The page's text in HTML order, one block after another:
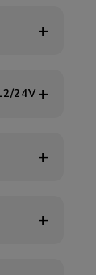
24V